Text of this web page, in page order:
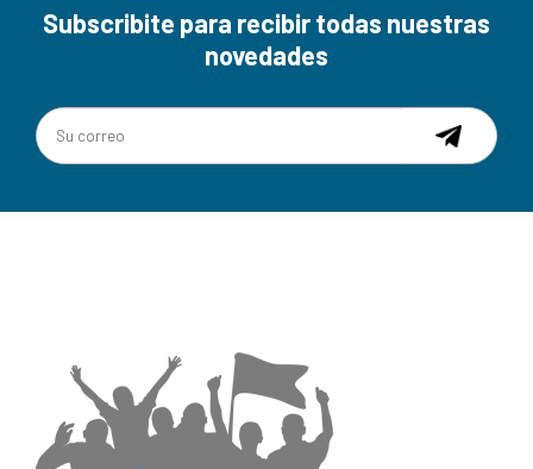
Subscribite para recibir todas nuestras
novedades